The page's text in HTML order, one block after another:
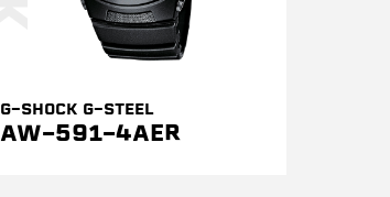
G-SHOCK G-STEEL
AW-591-4AER